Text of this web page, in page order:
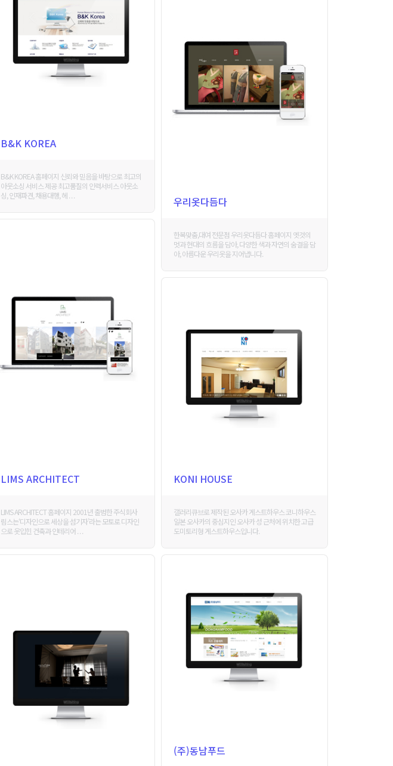
B&K KOREA
B&K KOREA 홈페이지 신뢰와 믿음을 바탕으로 최고의
아웃소싱 서비스 제공 최고품질의 인력서비스 아웃소
싱, 인재파견, 채용대행, 헤 . . .
우리옷다듬다
한복맞춤,대여 전문점 우리옷다듬다 홈페이지 옛것의
멋과 현대의 흐름을 담아, 다양한 색과 자연의 숨결을 담
아, 아름다운 우리옷을 지어냅니다.
LIMS ARCHITECT
LIMS ARCHITECT 홈페이지 2001년 출범한 주식회사
림스는‘디자인으로 세상을 섬기자’라는 모토로 디자인
으로 옷입힌 건축과 인테리어 . . .
KONI HOUSE
갤러리큐브로 제작된 오사카 게스트하우스 코니하우스
일본 오사카의 중심지인 오사카 성 근처에 위치한 고급
도미토리형 게스트하우스입니다.
(주)동남푸드